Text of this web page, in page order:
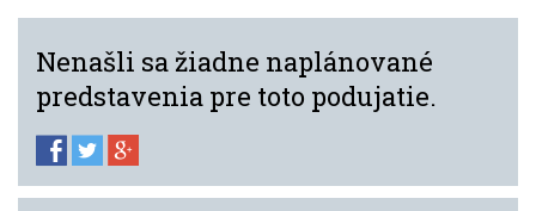
Nenašli sa žiadne naplánované
predstavenia pre toto podujatie.